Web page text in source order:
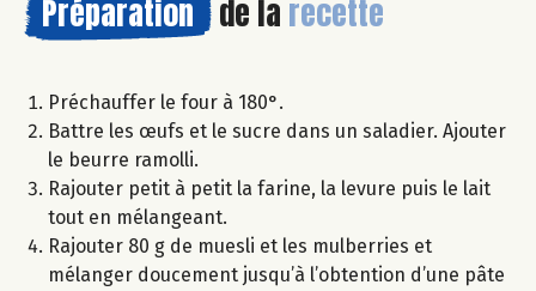
Préparation de la recette
Préchauffer le four à 180°.
Battre les œufs et le sucre dans un saladier. Ajouter
le beurre ramolli.
Rajouter petit à petit la farine, la levure puis le lait
tout en mélangeant.
Rajouter 80 g de muesli et les mulberries et
mélanger doucement jusqu’à l’obtention d’une pâte